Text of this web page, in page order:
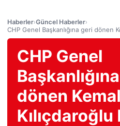
Haberler›Güncel Haberler›
CHP Genel Başkanlığına geri dönen
CHP Genel
dönen Kemal